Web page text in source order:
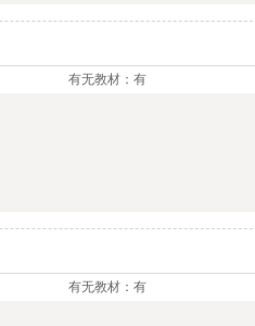
有无教材：有
有无教材：有